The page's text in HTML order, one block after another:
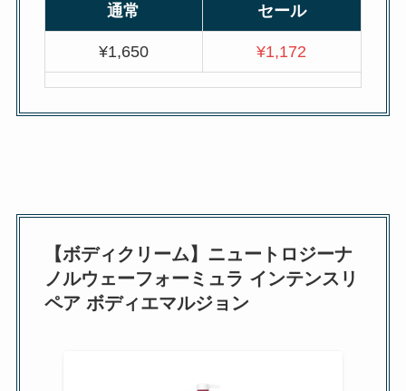
通常 セール
¥1,650 ¥1,172
【ボディクリーム】ニュートロジーナ
ノルウェーフォーミュラ インテンスリ
ペア ボディエマルジョン